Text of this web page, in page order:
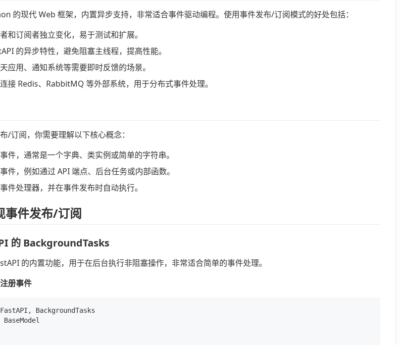
的现代 Web 框架，内置异步支持，非常适合事件驱动编程。使用事件发布/订阅模式的好处包括：
和订阅者独立变化，易于测试和扩展。
的异步特性，避免阻塞主线程，提高性能。
应用、通知系统等需要即时反馈的场景。
接 Redis、RabbitMQ 等外部系统，用于分布式事件处理。
/订阅，你需要理解以下核心概念：
件，通常是一个字典、类实例或简单的字符串。
件，例如通过 API 端点、后台任务或内部函数。
件处理器，并在事件发布时自动执行。
事件发布/订阅
的 BackgroundTasks
的内置功能，用于在后台执行非阻塞操作，非常适合简单的事件处理。
册事件
BackgroundTasks